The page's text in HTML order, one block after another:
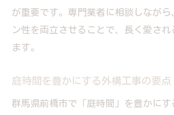
が重要です。専門業者に相談しながら
ン性を両立させることで、長く愛され
ます。
庭時間を豊かにする外構工事の要点
群馬県前橋市で「庭時間」を豊かに